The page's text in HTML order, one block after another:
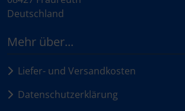
Deutschland
Mehr über...
Liefer- und Versandkosten
Datenschutzerklärung